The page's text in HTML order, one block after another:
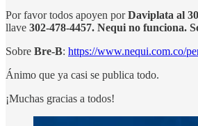
Por favor todos apoyen porDaviplata al
llave 302-478-4457. Nequi no funciona.
Sobre Bre-B: https://www.nequi.com.co/
Ánimo que ya casi se publica todo.
¡Muchas gracias a todos!